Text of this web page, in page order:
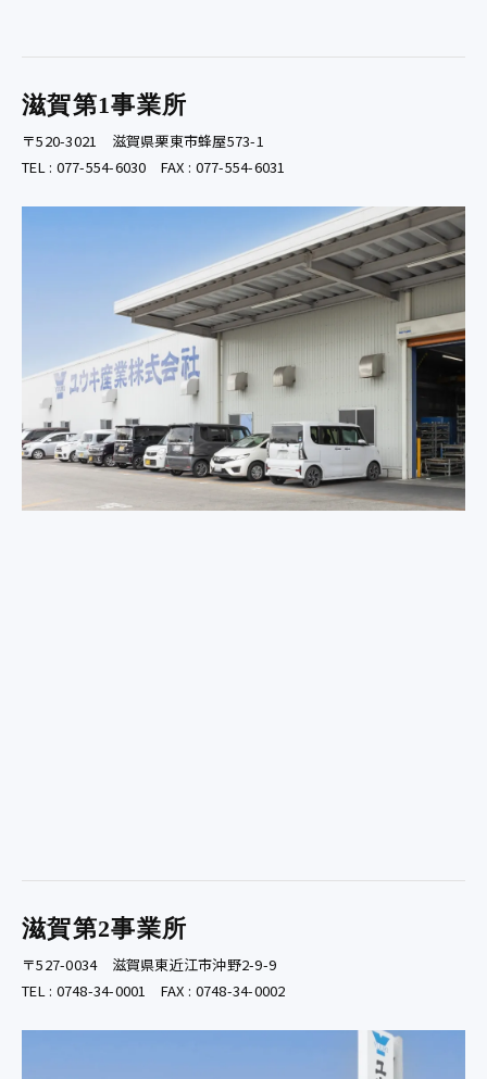
滋賀第1事業所
〒520-3021 滋賀県栗東市蜂屋573-1
TEL : 077-554-6030 FAX : 077-554-6031
滋賀第2事業所
〒527-0034 滋賀県東近江市沖野2-9-9
TEL : 0748-34-0001 FAX : 0748-34-0002